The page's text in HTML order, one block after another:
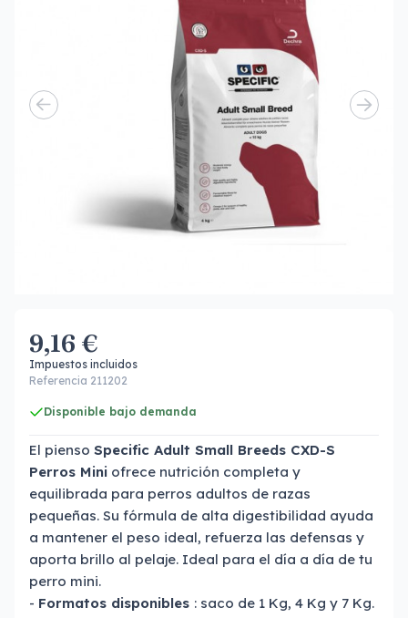
9,16 €
Impuestos incluidos
Referencia 211202
Disponible bajo demanda
El pienso Specific Adult Small Breeds CXD-S
Perros Mini ofrece nutrición completa y
equilibrada para perros adultos de razas
pequeñas. Su fórmula de alta digestibilidad ayuda
a mantener el peso ideal, refuerza las defensas y
aporta brillo al pelaje. Ideal para el día a día de tu
perro mini.
- Formatos disponibles : saco de 1 Kg, 4 Kg y 7 Kg.